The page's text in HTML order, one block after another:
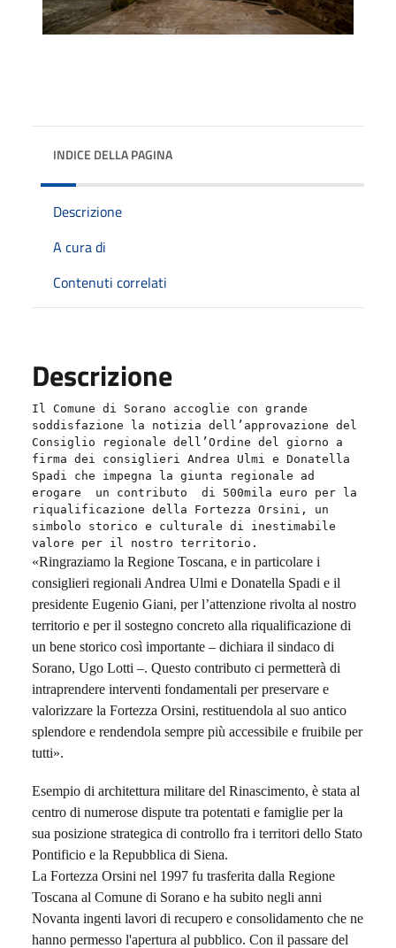
INDICE DELLA PAGINA
Descrizione
A cura di
Contenuti correlati
Descrizione
Il Comune di Sorano accoglie con grande
soddisfazione la notizia dell’approvazione del
Consiglio regionale dell’Ordine del giorno a
firma dei consiglieri Andrea Ulmi e Donatella
Spadi che impegna la giunta regionale ad
erogare un contributo di 500mila euro per la
riqualificazione della Fortezza Orsini, un
simbolo storico e culturale di inestimabile
valore per il nostro territorio.
«Ringraziamo la Regione Toscana, e in particolare i
consiglieri regionali Andrea Ulmi e Donatella Spadi e il
presidente Eugenio Giani, per l’attenzione rivolta al nostro
territorio e per il sostegno concreto alla riqualificazione di
un bene storico così importante – dichiara il sindaco di
Sorano, Ugo Lotti –. Questo contributo ci permetterà di
intraprendere interventi fondamentali per preservare e
valorizzare la Fortezza Orsini, restituendola al suo antico
splendore e rendendola sempre più accessibile e fruibile per
tutti».
Esempio di architettura militare del Rinascimento, è stata al
centro di numerose dispute tra potentati e famiglie per la
sua posizione strategica di controllo fra i territori dello Stato
Pontificio e la Repubblica di Siena.
La Fortezza Orsini nel 1997 fu trasferita dalla Regione
Toscana al Comune di Sorano e ha subito negli anni
Novanta ingenti lavori di recupero e consolidamento che ne
hanno permesso l'apertura al pubblico. Con il passare del